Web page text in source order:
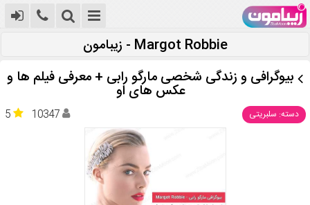
Margot Robbie - زیبامون
بیوگرافی و زندگی شخصی مارگو رابی + معرفی فیلم ها و
عکس های او
دسته: سلبریتی 5 10347